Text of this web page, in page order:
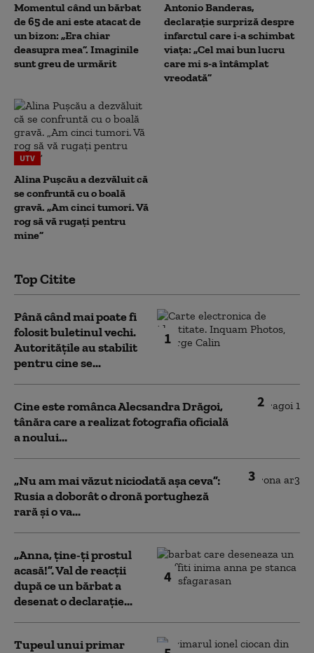
Momentul când un bărbat
de 65 de ani este atacat de
un bizon: „Era chiar
deasupra mea”. Imaginile
sunt greu de urmărit
Antonio Banderas,
declarație surpriză despre
infarctul care i-a schimbat
viața: „Cel mai bun lucru
care mi s-a întâmplat
vreodată”
UTV
Alina Pușcău a dezvăluit că
se confruntă cu o boală
gravă. „Am cinci tumori. Vă
rog să vă rugați pentru
mine”
Top Citite
1
Până când mai poate fi
folosit buletinul vechi.
Autoritățile au stabilit
pentru cine se...
2
Cine este românca Alecsandra Drăgoi,
tânăra care a realizat fotografia oficială
a noului...
3
„Nu am mai văzut niciodată așa ceva”:
Rusia a doborât o dronă portugheză
rară și o va...
4
„Anna, ţine-ţi prostul
acasă!”. Val de reacții
după ce un bărbat a
desenat o declarație...
Tupeul unui primar